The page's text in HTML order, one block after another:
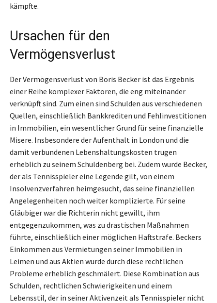
kämpfte.
Ursachen für den
Vermögensverlust
Der Vermögensverlust von Boris Becker ist das Ergebnis
einer Reihe komplexer Faktoren, die eng miteinander
verknüpft sind. Zum einen sind Schulden aus verschiedenen
Quellen, einschließlich Bankkrediten und Fehlinvestitionen
in Immobilien, ein wesentlicher Grund für seine finanzielle
Misere. Insbesondere der Aufenthalt in London und die
damit verbundenen Lebenshaltungskosten trugen
erheblich zu seinem Schuldenberg bei. Zudem wurde Becker,
der als Tennisspieler eine Legende gilt, von einem
Insolvenzverfahren heimgesucht, das seine finanziellen
Angelegenheiten noch weiter komplizierte. Für seine
Gläubiger war die Richterin nicht gewillt, ihm
entgegenzukommen, was zu drastischen Maßnahmen
führte, einschließlich einer möglichen Haftstrafe. Beckers
Einkommen aus Vermietungen seiner Immobilien in
Leimen und aus Aktien wurde durch diese rechtlichen
Probleme erheblich geschmälert. Diese Kombination aus
Schulden, rechtlichen Schwierigkeiten und einem
Lebensstil, der in seiner Aktivenzeit als Tennisspieler nicht